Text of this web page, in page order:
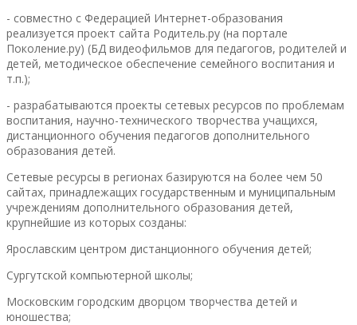
- совместно с Федерацией Интернет-образования
реализуется проект сайта Родитель.ру (на портале
Поколение.ру) (БД видеофильмов для педагогов, родителей и
детей, методическое обеспечение семейного воспитания и
т.п.);
- разрабатываются проекты сетевых ресурсов по проблемам
воспитания, научно-технического творчества учащихся,
дистанционного обучения педагогов дополнительного
образования детей.
Сетевые ресурсы в регионах базируются на более чем 50
сайтах, принадлежащих государственным и муниципальным
учреждениям дополнительного образования детей,
крупнейшие из которых созданы:
Ярославским центром дистанционного обучения детей;
Сургутской компьютерной школы;
Московским городским дворцом творчества детей и
юношества;